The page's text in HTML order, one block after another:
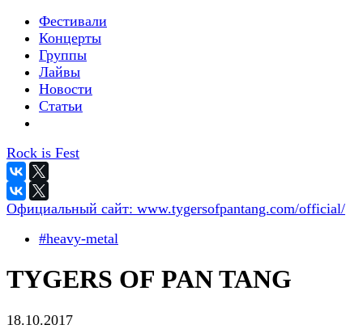
Фестивали
Концерты
Группы
Лайвы
Новости
Статьи
Rock is Fest
Официальный сайт: www.tygersofpantang.com/official/
#heavy-metal
TYGERS OF PAN TANG
18.10.2017